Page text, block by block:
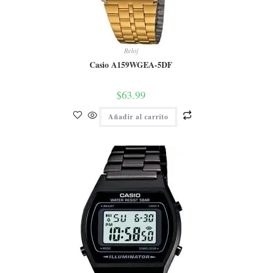
Reloj
Casio A159WGEA-5DF
$63.99
Añadir al carrito